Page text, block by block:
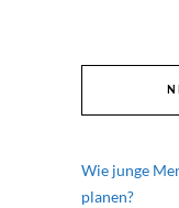
Wie junge
planen?